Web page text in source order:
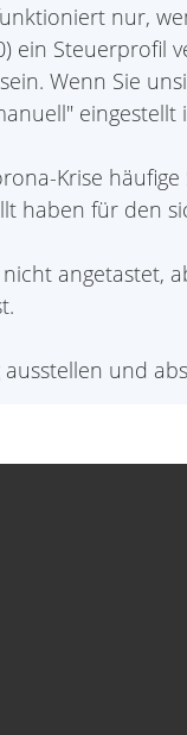
nur,
ein
Wenn Sie
Krise
haben für den
angetastet,
und